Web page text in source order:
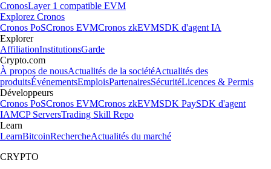
CronosLayer 1 compatible EVM
Explorez Cronos
Cronos PoSCronos EVMCronos zkEVMSDK d'agent IA
Explorer
AffiliationInstitutionsGarde
Crypto.com
À propos de nousActualités de la sociétéActualités des
produitsÉvénementsEmploisPartenairesSécuritéLicences & Permis
Développeurs
Cronos PoSCronos EVMCronos zkEVMSDK PaySDK d'agent
IAMCP ServersTrading Skill Repo
Learn
LearnBitcoinRechercheActualités du marché
CRYPTO